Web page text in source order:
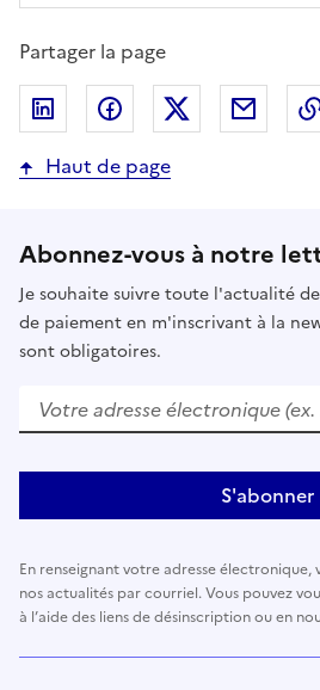
Partager la page
Partager sur LinkedIn
Partager surPartager sur
Haut de page
Abonnez-vous à notre
Je souhaite suivre toute l'actualité
de paiement en m'inscrivant à la
sont obligatoires.
Votre adresse électronique (ex.
S'abonner
En renseignant votre adresse
nos actualités par courriel. Vous pouvez
à l’aide des liens de désinscription ou en